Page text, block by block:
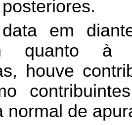
posteriores.
data em
quanto
à
, houve
contribuintes
normal de